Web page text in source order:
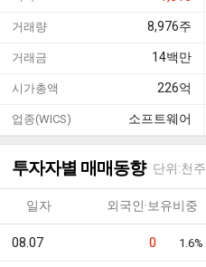
거래량 8,976주
거래금 14백만
시가총액 226억
업종(WICS) 소프트웨어
투자자별 매매동향 단위:천주
일자 외국인·보유비중
08.07 0 1.6%